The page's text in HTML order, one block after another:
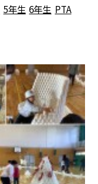
5年生 6年生 PTA